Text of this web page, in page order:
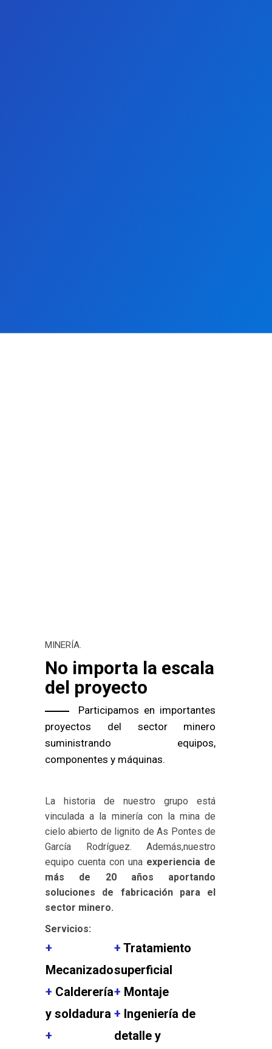
MINERÍA.
No importa la escala
del proyecto
Participamos en importantes
proyectos del sector minero
suministrando equipos,
componentes y máquinas.
La historia de nuestro grupo está
vinculada a la minería con la mina de
cielo abierto de lignito de As Pontes de
García Rodríguez. Además,nuestro
equipo cuenta con una experiencia de
más de 20 años aportando
soluciones de fabricación para el
sector minero.
Servicios:
+
Mecanizado
+ Calderería
y soldadura
+
+ Tratamiento
superficial
+ Montaje
+ Ingeniería de
detalle y